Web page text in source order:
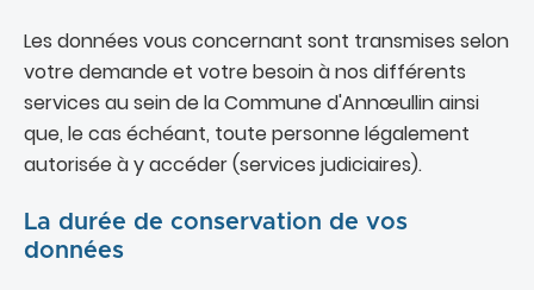
Les données vous concernant sont transmises selon
votre demande et votre besoin à nos différents
services au sein de la Commune d'Annœullin ainsi
que, le cas échéant, toute personne légalement
autorisée à y accéder (services judiciaires).
La durée de conservation de vos
données